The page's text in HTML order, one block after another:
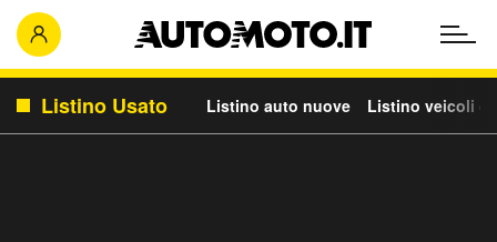
Listino Usato Listino auto nuove Listino veicoli